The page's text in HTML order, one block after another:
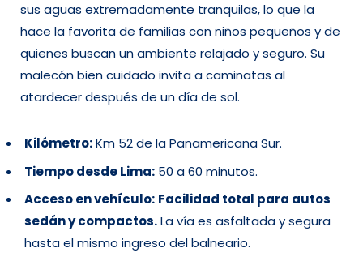
sus aguas extremadamente tranquilas, lo que la
hace la favorita de familias con niños pequeños y de
quienes buscan un ambiente relajado y seguro. Su
malecón bien cuidado invita a caminatas al
atardecer después de un día de sol.
Kilómetro:Km 52 de la Panamericana Sur.
Tiempo desde Lima: 50 a 60 minutos.
Acceso en vehículo: Facilidad total para autos
sedán y compactos.La vía es asfaltada y segura
hasta el mismo ingreso del balneario.